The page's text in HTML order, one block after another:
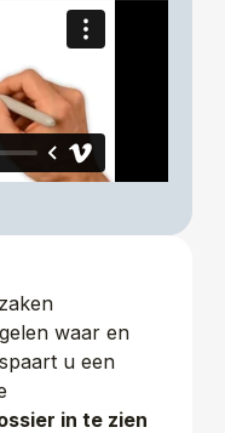
waar en
u een
in te zien